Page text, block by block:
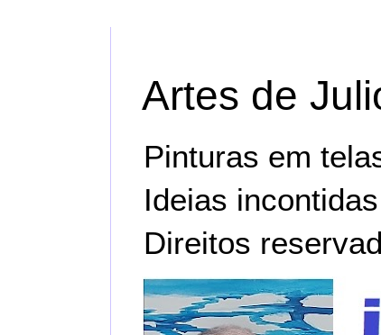
Artes de
Pinturas em
Ideias
Direitos